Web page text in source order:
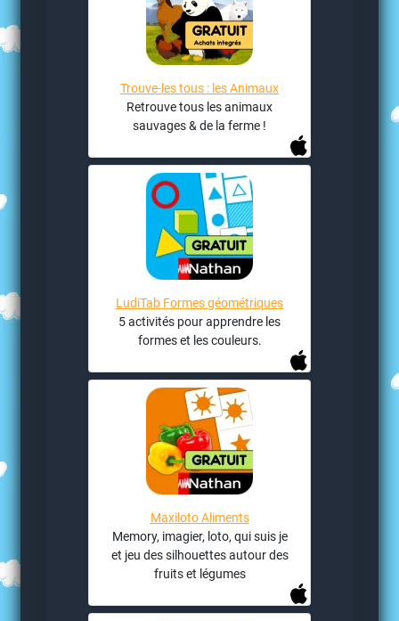
Trouve-les tous : les Animaux
Retrouve tous les animaux
sauvages & de la ferme !
LudiTab Formes géométriques
5 activités pour apprendre les
formes et les couleurs.
Maxiloto Aliments
Memory, imagier, loto, qui suis je
et jeu des silhouettes autour des
fruits et légumes